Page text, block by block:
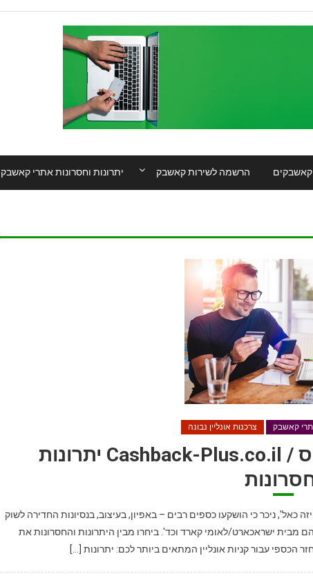
יתרונות וחסרונות אתרי קאשבק הרשמה לשירות קאשבק קאשבקים
קאשבק צרכנות אונליין נבונה
Pros & Cons קאשבק-פלוס / Cashback-Plus.co.il יתרונות
כאל', ניכר כי הושקעו כספים רבים – באפיון, בעיצוב, בנסיונות החדירה לשוק
מבית ישראכארט/לאומי קארד וכד'. ביחרו מבין היתרונות והחסרונות את
עבור קניות אונליין המתאים ביותר לכם: יתרונות […]